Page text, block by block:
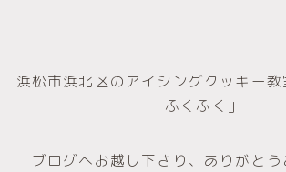
浜松市浜北区のアイシングクッキー
ふくふく」
ブログへお越し下さり、ありがと